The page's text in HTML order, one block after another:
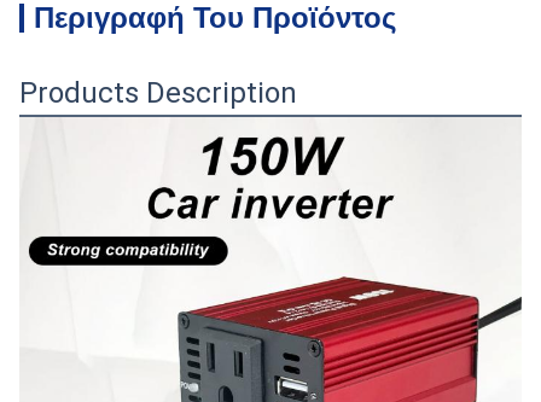
Περιγραφή Του Προϊόντος
Products Description